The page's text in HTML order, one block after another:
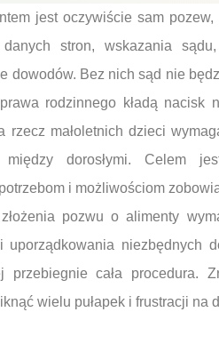
jest oczywiście sam
danych stron, wskazania
dowodów. Bez nich sąd nie
rodzinnego kładą
rzecz małoletnich dzieci
między dorosłymi. Celem
i możliwościom
pozwu o alimenty
uporządkowania niezbędnych
przebiegnie cała procedura.
wielu pułapek i frustracji na